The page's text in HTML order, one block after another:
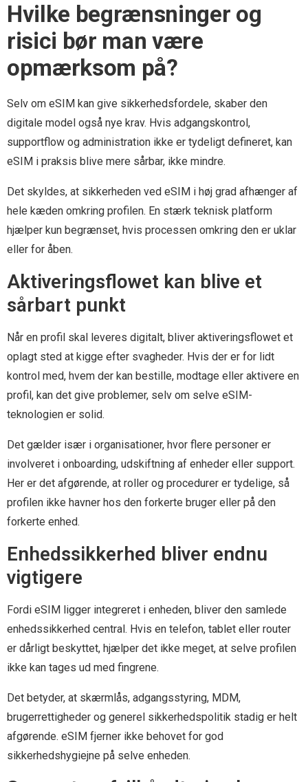
Hvilke begrænsninger og
risici bør man være
opmærksom på?
Selv om eSIM kan give sikkerhedsfordele, skaber den
digitale model også nye krav. Hvis adgangskontrol,
supportflow og administration ikke er tydeligt defineret, kan
eSIM i praksis blive mere sårbar, ikke mindre.
Det skyldes, at sikkerheden ved eSIM i høj grad afhænger af
hele kæden omkring profilen. En stærk teknisk platform
hjælper kun begrænset, hvis processen omkring den er uklar
eller for åben.
Aktiveringsflowet kan blive et
sårbart punkt
Når en profil skal leveres digitalt, bliver aktiveringsflowet et
oplagt sted at kigge efter svagheder. Hvis der er for lidt
kontrol med, hvem der kan bestille, modtage eller aktivere en
profil, kan det give problemer, selv om selve eSIM-
teknologien er solid.
Det gælder især i organisationer, hvor flere personer er
involveret i onboarding, udskiftning af enheder eller support.
Her er det afgørende, at roller og procedurer er tydelige, så
profilen ikke havner hos den forkerte bruger eller på den
forkerte enhed.
Enhedssikkerhed bliver endnu
vigtigere
Fordi eSIM ligger integreret i enheden, bliver den samlede
enhedssikkerhed central. Hvis en telefon, tablet eller router
er dårligt beskyttet, hjælper det ikke meget, at selve profilen
ikke kan tages ud med fingrene.
Det betyder, at skærmlås, adgangsstyring, MDM,
brugerrettigheder og generel sikkerhedspolitik stadig er helt
afgørende. eSIM fjerner ikke behovet for god
sikkerhedshygiejne på selve enheden.